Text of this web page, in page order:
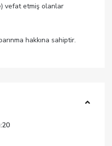
vefat etmiş olanlar
hakkına sahiptir.